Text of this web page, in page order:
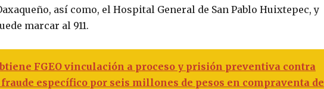
así como, el Hospital General de San Pablo Huixtepec, y
marcar al 911.
FGEO vinculación a proceso y prisión preventiva contra
específico por seis millones de pesos en compraventa de